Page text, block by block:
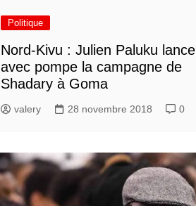
Politique
Nord-Kivu : Julien Paluku lance
avec pompe la campagne de
Shadary à Goma
valery 28 novembre 2018 0